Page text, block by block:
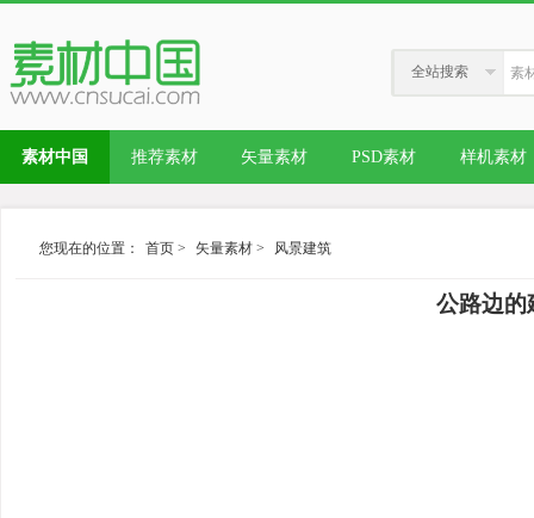
全站搜索
素材中国 推荐素材 矢量素材 PSD素材 样机素材
您现在的位置： 首页 > 矢量素材 > 风景建筑
公路边的